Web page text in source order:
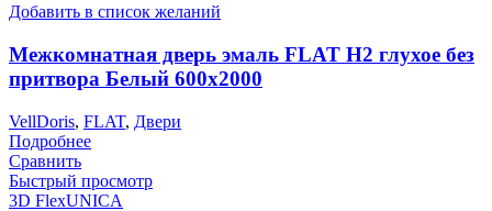
Добавить в список желаний
Межкомнатная дверь эмаль FLAT H2 глухое без
притвора Белый 600х2000
VellDoris, FLAT, Двери
Подробнее
Сравнить
Быстрый просмотр
3D FlexUNICA